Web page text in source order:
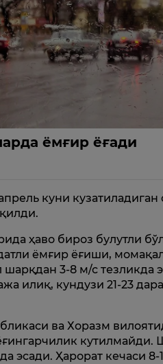
ёмғир ёғади
куни кузатиладиган
ҳаво бироз булутли
ёмғир ёғиши,
3-8 м/с тезликда
илиқ, кундузи 21-23
ва Хоразм
кутилмайди.
эсади. Ҳарорат кечаси 8-